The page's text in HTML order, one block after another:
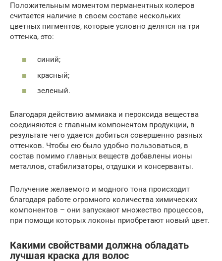
Положительным моментом перманентных колеров
считается наличие в своем составе нескольких
цветных пигментов, которые условно делятся на три
оттенка, это:
синий;
красный;
зеленый.
Благодаря действию аммиака и пероксида вещества
соединяются с главным компонентом продукции, в
результате чего удается добиться совершенно разных
оттенков. Чтобы ею было удобно пользоваться, в
состав помимо главных веществ добавлены ионы
металлов, стабилизаторы, отдушки и консерванты.
Получение желаемого и модного тона происходит
благодаря работе огромного количества химических
компонентов – они запускают множество процессов,
при помощи которых локоны приобретают новый цвет.
Какими свойствами должна обладать
лучшая краска для волос